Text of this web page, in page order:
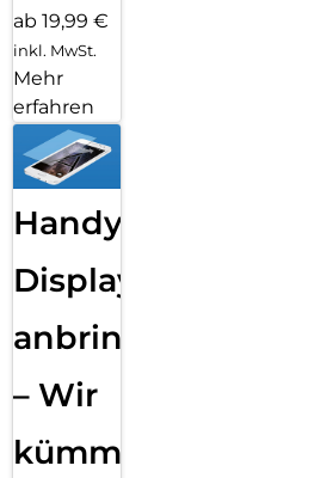
ab 19,99 €
inkl. MwSt.
Mehr
erfahren
Handy
Displayfolie
anbringen
– Wir
kümmern